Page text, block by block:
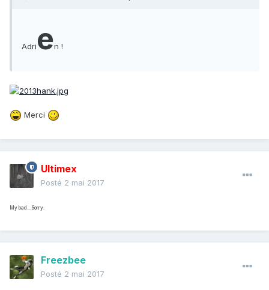
Adrien !
Merci
Ultimex
Posté 2 mai 2017
My bad... Sorry.
Freezbee
Posté 2 mai 2017